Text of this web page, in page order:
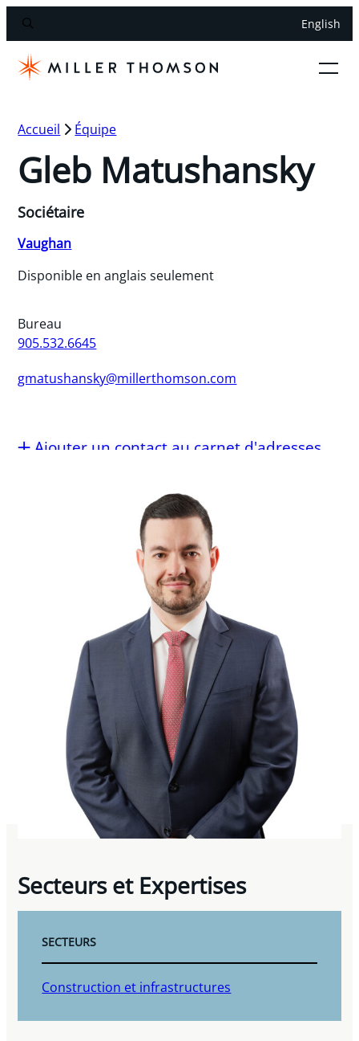
English
Accueil Équipe
Gleb Matushansky
Sociétaire
Vaughan
Disponible en anglais seulement
Bureau
905.532.6645
gmatushansky@millerthomson.com
Ajouter un contact au carnet d'adresses
Secteurs et Expertises
SECTEURS
Construction et infrastructures